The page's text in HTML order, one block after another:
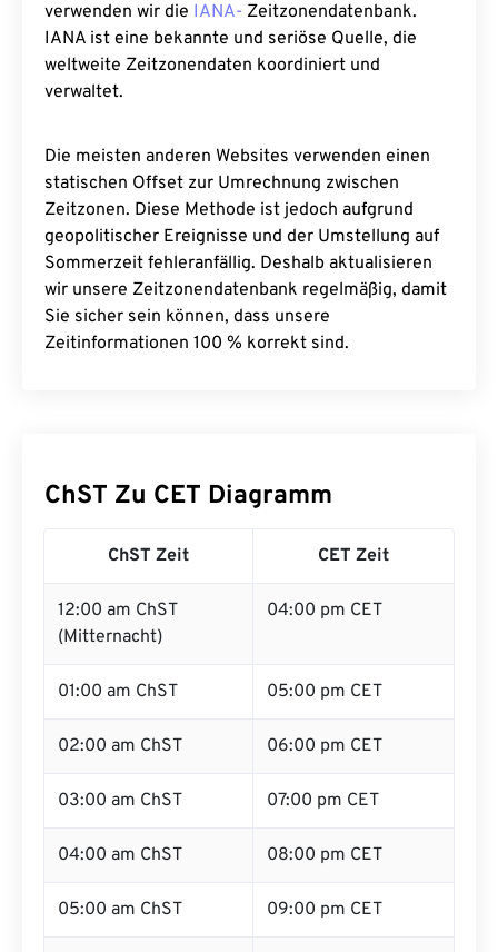
verwenden wir die IANA- Zeitzonendatenbank.
IANA ist eine bekannte und seriöse Quelle, die
weltweite Zeitzonendaten koordiniert und
verwaltet.
Die meisten anderen Websites verwenden einen
statischen Offset zur Umrechnung zwischen
Zeitzonen. Diese Methode ist jedoch aufgrund
geopolitischer Ereignisse und der Umstellung auf
Sommerzeit fehleranfällig. Deshalb aktualisieren
wir unsere Zeitzonendatenbank regelmäßig, damit
Sie sicher sein können, dass unsere
Zeitinformationen 100 % korrekt sind.
ChST Zu CET Diagramm
ChST Zeit CET Zeit
12:00 am ChST
(Mitternacht)
04:00 pm CET
01:00 am ChST 05:00 pm CET
02:00 am ChST 06:00 pm CET
03:00 am ChST 07:00 pm CET
04:00 am ChST 08:00 pm CET
05:00 am ChST 09:00 pm CET